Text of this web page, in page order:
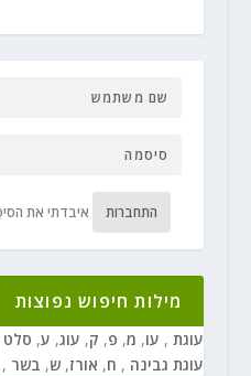
התחברות איבדתי את
מילות חיפוש נפוצות
עוגת , עו, מ, פ, ק, עוג, ע, סלט
עוגת גבינה , ח, אורז, ש, בשר ,